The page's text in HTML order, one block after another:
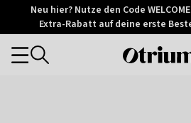
Otrium
Trustpilot
Neu hier? Nutze den Code
Extra-Rabatt auf deine erste
Categories